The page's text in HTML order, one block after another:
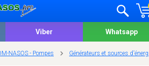
Viber Whatsapp
NASOS - Pompes Générateurs et sources